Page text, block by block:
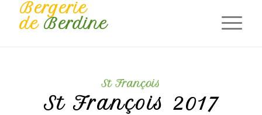
Bergerie
deBerdine
St François
St François 2017